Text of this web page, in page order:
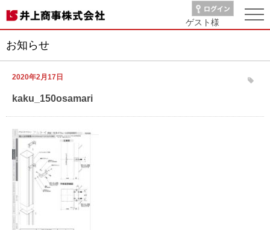
ゲスト様
お知らせ
2020年2月17日
kaku_150osamari